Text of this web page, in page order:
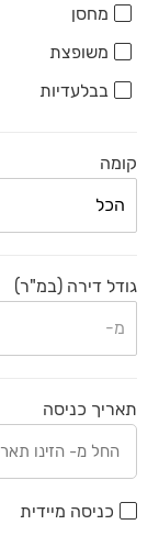
מחסן
משופצת
בבלעדיות
קומה
גודל דירה (במ"ר)
תאריך כניסה
כניסה מיידית